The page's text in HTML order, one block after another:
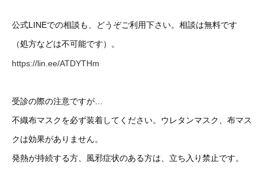
公式LINEでの相談も、どうぞご利用下さい。相談は無料です
（処方などは不可能です）。
https://lin.ee/ATDYTHm
受診の際の注意ですが…
不織布マスクを必ず装着してください。ウレタンマスク、布マス
クは効果がありません。
発熱が持続する方、風邪症状のある方は、立ち入り禁止です。